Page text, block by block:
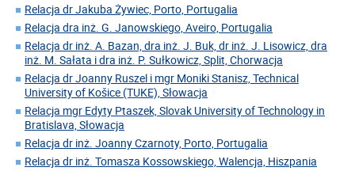
Relacja dr Jakuba Żywiec, Porto, Portugalia
Relacja dra inż. G. Janowskiego, Aveiro, Portugalia
Relacja dr inż. A. Bazan, dra inż. J. Buk, dr inż. J. Lisowicz, dra
inż. M. Sałata i dra inż. P. Sułkowicz, Split, Chorwacja
Relacja dr Joanny Ruszel i mgr Moniki Stanisz, Technical
University of Košice (TUKE), Słowacja
Relacja mgr Edyty Ptaszek, Slovak University of Technology in
Bratislava, Słowacja
Relacja dr inż. Joanny Czarnoty, Porto, Portugalia
Relacja dr inż. Tomasza Kossowskiego, Walencja, Hiszpania